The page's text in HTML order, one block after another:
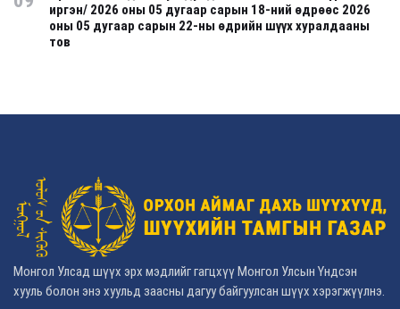
иргэн/ 2026 оны 05 дугаар сарын 18-ний өдрөөс 2026
оны 05 дугаар сарын 22-ны өдрийн шүүх хуралдааны
тов
Монгол Улсад шүүх эрх мэдлийг гагцхүү Монгол Улсын Үндсэн
хууль болон энэ хуульд заасны дагуу байгуулсан шүүх хэрэгжүүлнэ.